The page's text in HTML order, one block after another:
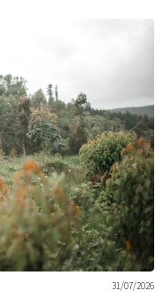
31/07/2026